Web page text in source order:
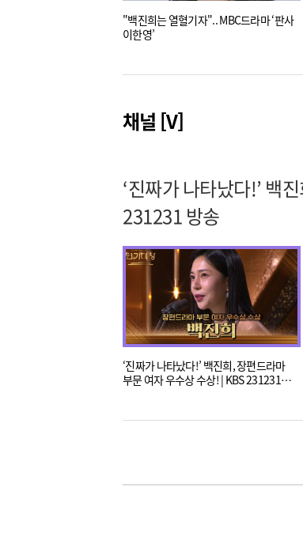
"백진희는 열혈기자".. MBC드라마 ‘판사
이한영’
채널 [V]
‘진짜가 나타났다!’ 백
231231 방송
‘진짜가 나타났다!’ 백진희, 장편드라마
부문 여자 우수상 수상! | KBS 231231